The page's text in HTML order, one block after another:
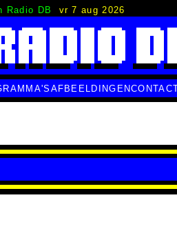
Radio DB vr 7 aug 2026
AFBEELDINGEN